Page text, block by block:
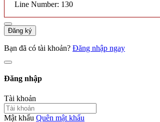
Line Number: 130
Đăng ký
Bạn đã có tài khoản? Đăng nhập ngay
Đăng nhập
Tài khoản
Mật khẩu Quên mật khẩu